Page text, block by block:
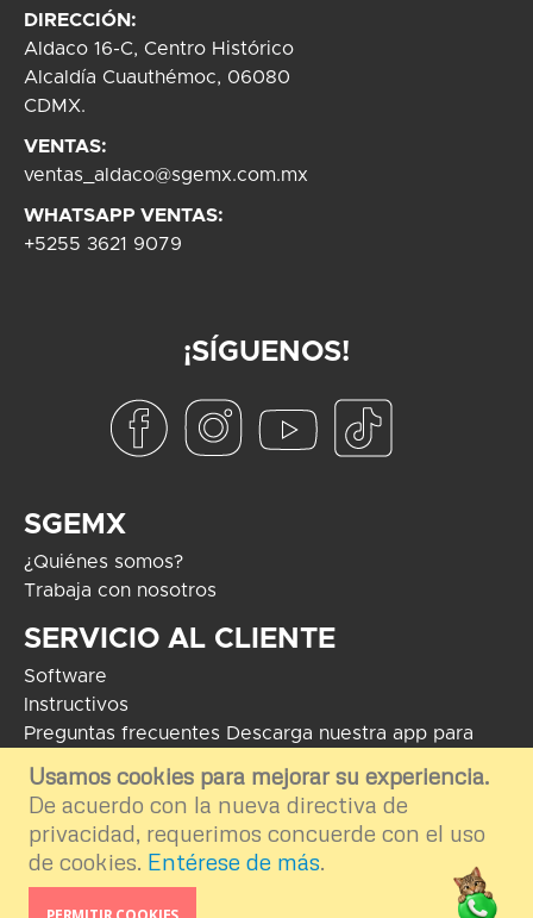
Usamos cookies para mejorar su experiencia.
De acuerdo con la nueva directiva de
privacidad, requerimos concuerde con el uso
de cookies. Entérese de más.
PERMITIR COOKIES
DIRECCIÓN:
Aldaco 16-C, Centro Histórico
Alcaldía Cuauthémoc, 06080
CDMX.
VENTAS:
ventas_aldaco@sgemx.com.mx
WHATSAPP VENTAS:
+5255 3621 9079
¡SÍGUENOS!
SGEMX
¿Quiénes somos?
Trabaja con nosotros
SERVICIO AL CLIENTE
Software
Instructivos
Preguntas frecuentes Descarga nuestra app para
Android
COPYRIGHT 2024 - Soluciones Globales en Electrónica. El uso de
marcas mostradas tiene como fin informar e ilustrar el contenido de la
plataforma por ende nos deslindamos del uso externo e inapropiado.